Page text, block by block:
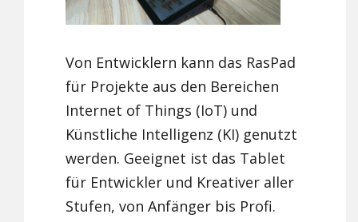
Von Entwicklern kann das RasPad
für Projekte aus den Bereichen
Internet of Things (IoT) und
Künstliche Intelligenz (KI) genutzt
werden. Geeignet ist das Tablet
für Entwickler und Kreativer aller
Stufen, von Anfänger bis Profi.